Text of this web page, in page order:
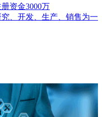
资金3000万
、开发、生产、销售为一